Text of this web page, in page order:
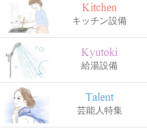
Kitchen
キッチン設備
Kyutoki
給湯設備
Talent
芸能人特集